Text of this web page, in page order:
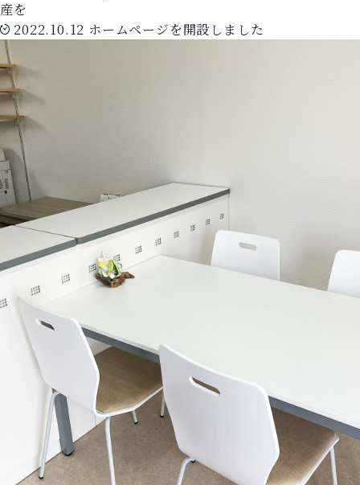
産を
2022.10.12 ホームページを開設しました